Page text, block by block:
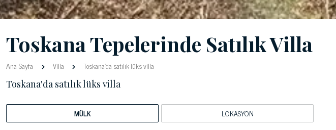
Toskana Tepelerinde Satılık Villa
Ana Sayfa Villa Toskana'da satılık lüks villa
Toskana'da satılık lüks villa
MÜLK LOKASYON